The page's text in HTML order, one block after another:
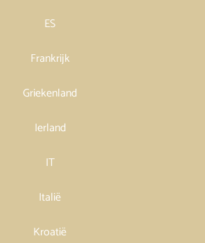
ES
Frankrijk
Griekenland
Ierland
IT
Italië
Kroatië